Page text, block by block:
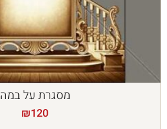
מסגרת על במה
₪120